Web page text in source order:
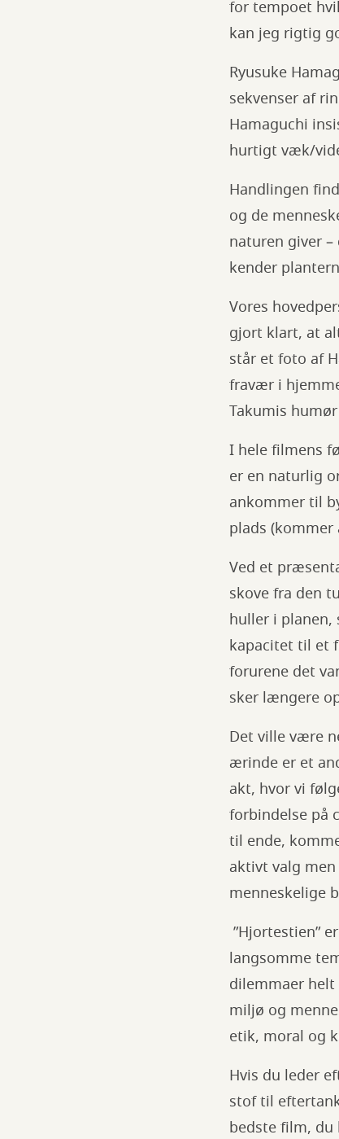
for tempoet
kan jeg rigtig
Ryusuke
sekvenser af
Hamaguchi
hurtigt væk/
Handlingen
og de
naturen giver
kender
Vores
gjort klart, at
står et foto af
fravær i
Takumis
I hele filmens
er en naturlig
ankommer til
plads (kommer
Ved et
skove fra den
huller i
kapacitet til et
forurene det
sker længere
Det ville være
ærinde er et
akt, hvor vi
forbindelse på
til ende,
aktivt valg
menneskelige
”Hjortestien”
langsomme
dilemmaer
miljø og
etik, moral og
Hvis du leder
stof til
bedste film, du